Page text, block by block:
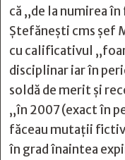
că „de la numirea
Ştefăneşti cms şef
cu calificativul
disciplinar iar în
soldă de merit și
„în 2007 (exact în
făceau mutații
în grad înaintea